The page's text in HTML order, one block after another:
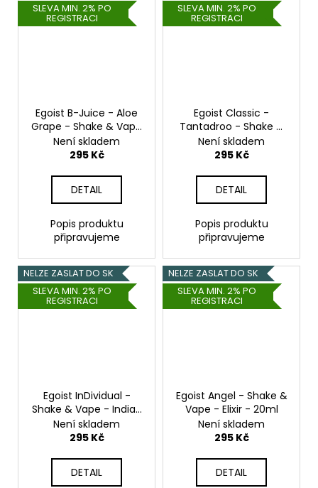
SLEVA MIN. 2% PO
REGISTRACI
Egoist B-Juice - Aloe
Grape - Shake & Vape
- 20ml
Není skladem
295 Kč
DETAIL
Popis produktu
připravujeme
SLEVA MIN. 2% PO
REGISTRACI
Egoist Classic -
Tantadroo - Shake &
Vape - 20ml
Není skladem
295 Kč
DETAIL
Popis produktu
připravujeme
NELZE ZASLAT DO SK
SLEVA MIN. 2% PO
REGISTRACI
Egoist InDividual -
Shake & Vape - Indian
- 20ml
Není skladem
295 Kč
DETAIL
NELZE ZASLAT DO SK
SLEVA MIN. 2% PO
REGISTRACI
Egoist Angel - Shake &
Vape - Elixir - 20ml
Není skladem
295 Kč
DETAIL